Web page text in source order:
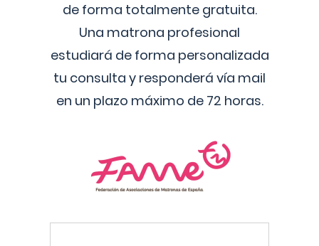
de forma totalmente gratuita.
Una matrona profesional
estudiará de forma personalizada
tu consulta y responderá vía mail
en un plazo máximo de 72 horas.